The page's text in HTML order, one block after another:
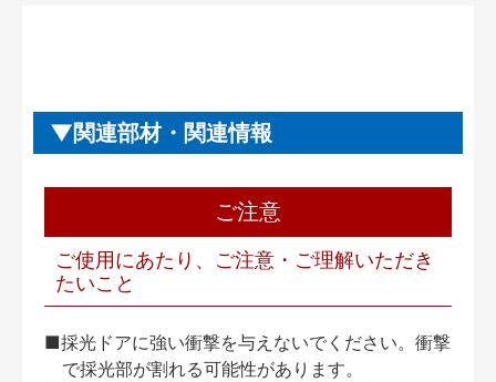
関連部材・関連情報
ご注意
ご使用にあたり、ご注意・ご理解いただき
たいこと
■採光ドアに強い衝撃を与えないでください。衝撃
で採光部が割れる可能性があります。